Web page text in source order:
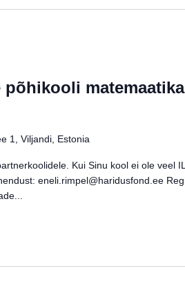
matemaatika
1, Viljandi, Estonia
Kui Sinu kool ei ole veel
eneli.rimpel@haridusfond.ee